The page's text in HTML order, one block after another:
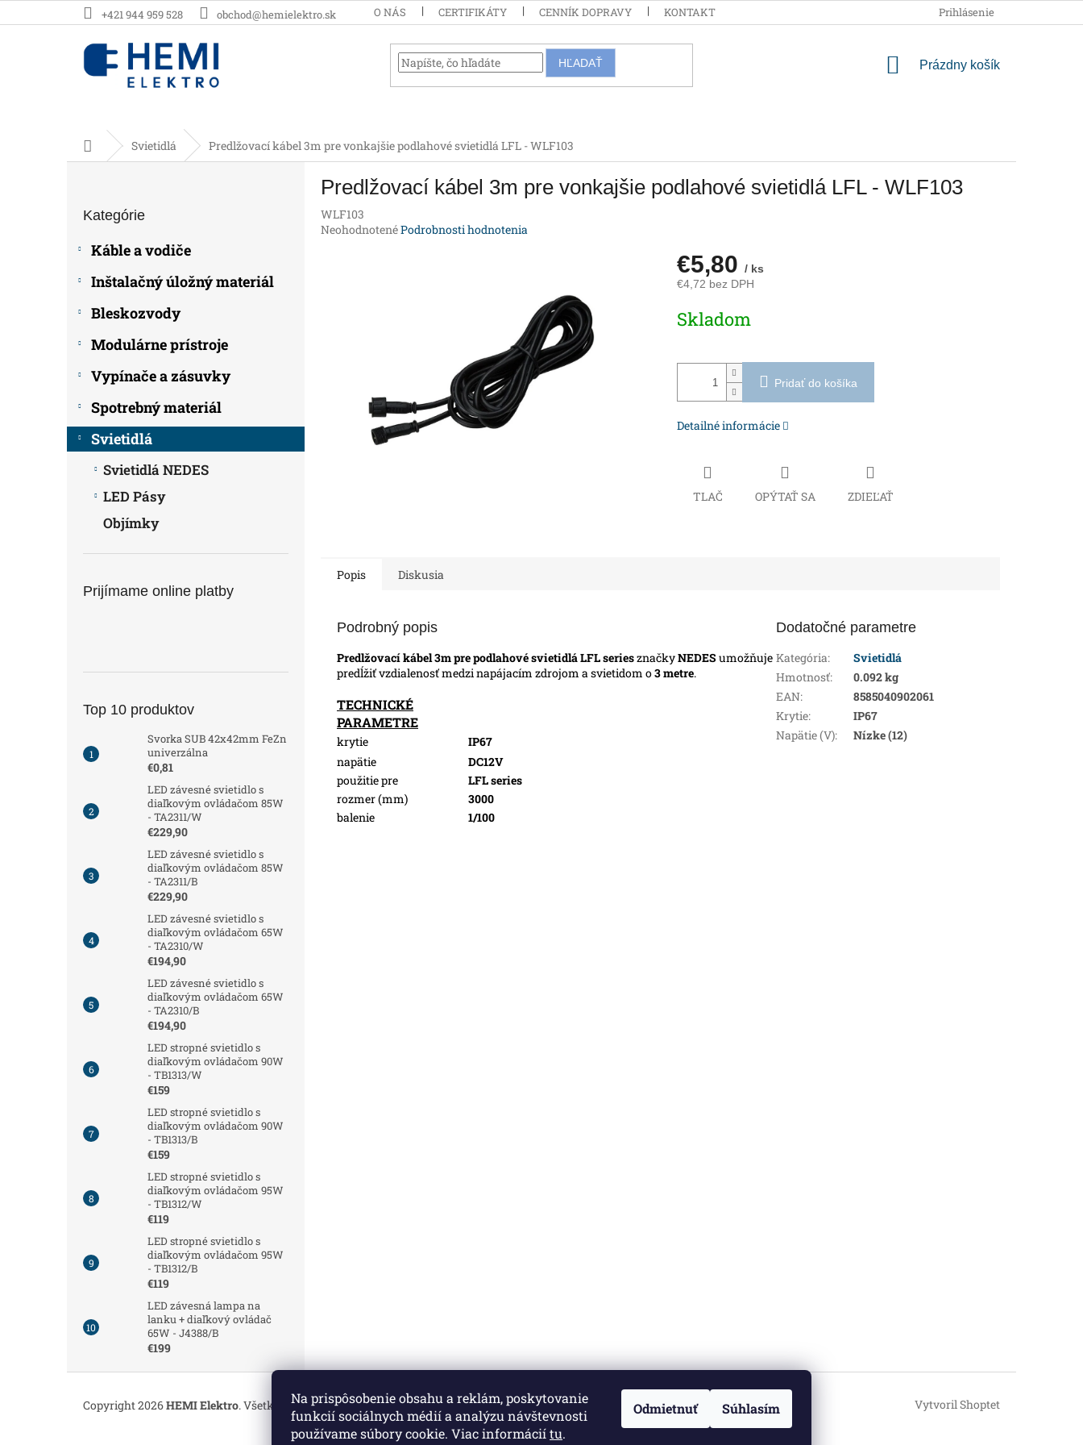
Na prispôsobenie obsahu a reklám, poskytovanie
funkcií sociálnych médií a analýzu návštevnosti
používame súbory cookie. Viac informáciítu.
Odmietnuť Súhlasím
na
+421 944 959 528 obchod@hemielektro.sk O NÁS CERTIFIKÁTY CENNÍK DOPRAVY KONTAKT PODMIENKY OCHRANY
Prihlásenie
HĽADAŤ
NÁKUPNÝ
Prázdny košík
DomovSvietidlá Predlžovací kábel 3m pre vonkajšie podlahové svietidlá LFL - WLF103
kategórie
Kategórie
Káble a vodiče
Inštalačný úložný materiál
Bleskozvody
Modulárne prístroje
Vypínače a zásuvky
Spotrebný materiál
Svietidlá
Svietidlá NEDES
LED Pásy
Objímky
Prijímame online platby
Top 10 produktov
Svorka SUB 42x42mm FeZn
univerzálna
€0,81
LED závesné svietidlo s
diaľkovým ovládačom 85W
- TA2311/W
€229,90
LED závesné svietidlo s
diaľkovým ovládačom 85W
- TA2311/B
€229,90
LED závesné svietidlo s
diaľkovým ovládačom 65W
- TA2310/W
€194,90
LED závesné svietidlo s
diaľkovým ovládačom 65W
- TA2310/B
€194,90
LED stropné svietidlo s
diaľkovým ovládačom 90W
- TB1313/W
€159
LED stropné svietidlo s
diaľkovým ovládačom 90W
- TB1313/B
€159
LED stropné svietidlo s
diaľkovým ovládačom 95W
- TB1312/W
€119
LED stropné svietidlo s
diaľkovým ovládačom 95W
- TB1312/B
€119
LED závesná lampa na
lanku + diaľkový ovládač
65W - J4388/B
€199
Predlžovací kábel 3m pre vonkajšie podlahové svietidlá LFL - WLF103
WLF103
Priemerné
NeohodnotenéPodrobnosti hodnotenia
€5,80 / ks
€4,72 bez DPH
cena:
Skladom
Pridať do košíka
Detailné informácie
TLAČ OPÝTAŤ SA ZDIEĽAŤ
Popis Diskusia
Podrobný popis
Predlžovací kábel 3m pre podlahové svietidlá LFL seriesznačkyNEDES umožňuje
predĺžiť vzdialenosť medzi napájacím zdrojom a svietidom o3 metre.
TECHNICKÉ
PARAMETRE
krytie
IP67
napätie
DC12V
použitie pre
LFL series
rozmer (mm)
3000
balenie
1/100
Dodatočné parametre
Kategória:
Svietidlá
Hmotnosť:
0.092 kg
EAN:
8585040902061
Krytie:
IP67
Napätie (V): Nízke (12)
Vytvoril Shoptet
Copyright 2026HEMI Elektro. Všetky práva vyhradené.Upraviť nastavenie cookies